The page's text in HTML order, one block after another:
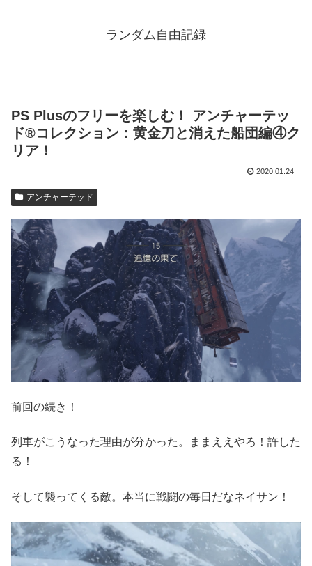
ランダム自由記録
PS Plusのフリーを楽しむ！ アンチャーテッ
ド®コレクション：黄金刀と消えた船団編④ク
リア！
2020.01.24
アンチャーテッド
前回の続き！
列車がこうなった理由が分かった。ままええやろ！許した
る！
そして襲ってくる敵。本当に戦闘の毎日だなネイサン！